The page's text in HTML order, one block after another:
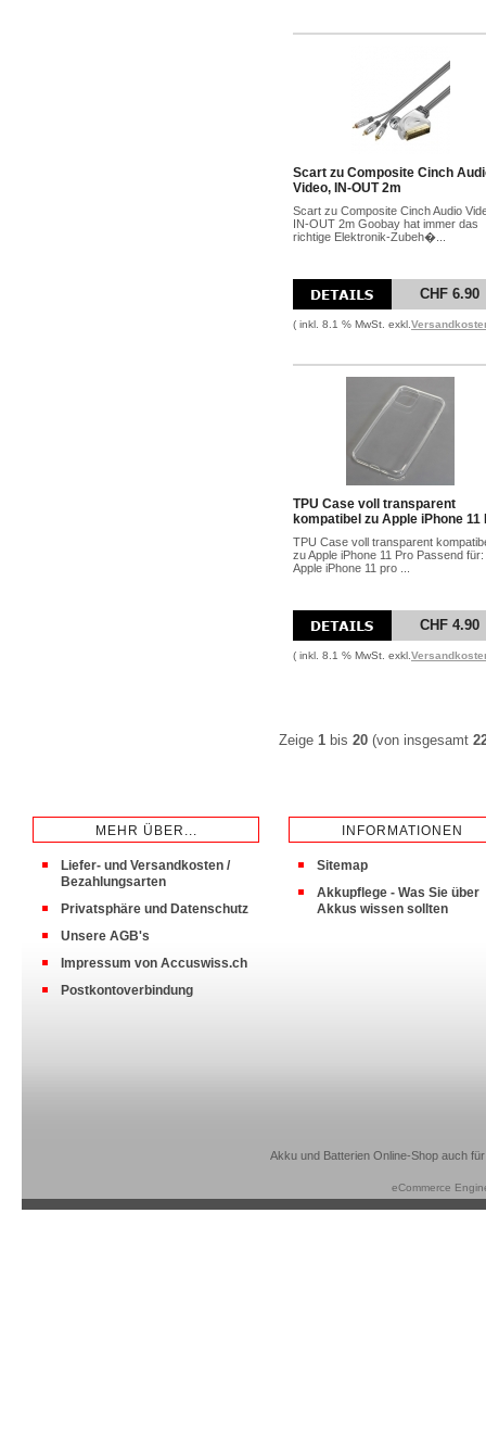
Scart zu Composite Cinch
Video, IN-OUT 2m
Scart zu Composite Cinch Audio
IN-OUT 2m Goobay hat immer das
richtige Elektronik-Zubeh�...
CHF 6.90
( inkl. 8.1 % MwSt. exkl.
TPU Case voll transparent
kompatibel zu Apple iPhone 11
TPU Case voll transparent
zu Apple iPhone 11 Pro Passend für:
Apple iPhone 11 pro ...
CHF 4.90
( inkl. 8.1 % MwSt. exkl.
Zeige 1 bis 20 (von insgesamt
MEHR ÜBER...
Liefer- und Versandkosten /
Bezahlungsarten
Privatsphäre und Datenschutz
Unsere AGB's
Impressum von Accuswiss.ch
Postkontoverbindung
INFORMATIONEN
Sitemap
Akkupflege - Was Sie über
Akkus wissen sollten
Akku und Batterien Online-Shop auch
eCommerce